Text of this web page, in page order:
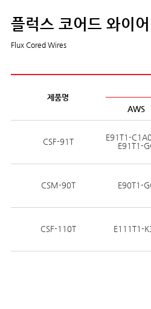
플럭스 코어드 와이어
Flux Cored Wires
제품명
AWS
CSF-91T
E91T1-
E91T1-
CSM-90T E90T1-
CSF-110T E111T1-